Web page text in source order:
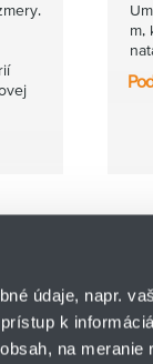
údaje, napr.
k
na
m,